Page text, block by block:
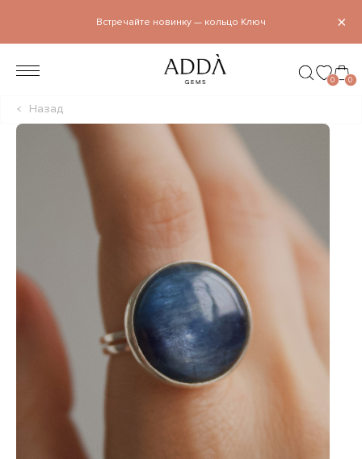
×
Встречайте новинку — кольцо Ключ
0 0
Назад